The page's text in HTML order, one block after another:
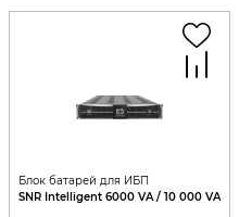
Блок батарей для ИБП
SNR Intelligent 6000 VA / 10 000 VA